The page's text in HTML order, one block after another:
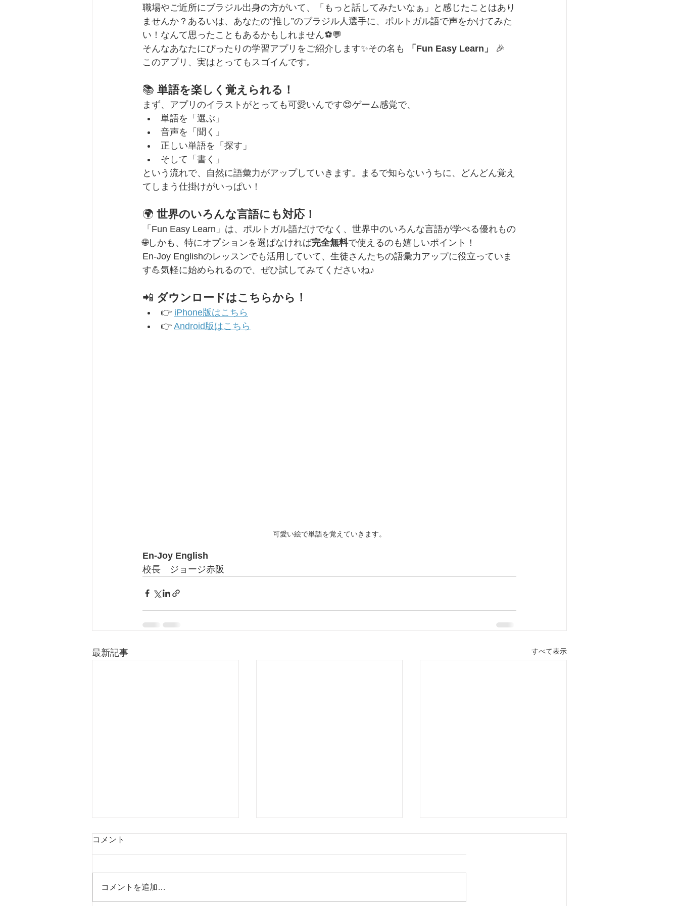
職場やご近所にブラジル出身の方がいて、「もっと話してみたいなぁ」と感じたことはあり
ませんか？あるいは、あなたの“推し”のブラジル人選手に、ポルトガル語で声をかけてみた
い！なんて思ったこともあるかもしれません⚽💬
そんなあなたにぴったりの学習アプリをご紹介します✨その名も
「Fun Easy Learn」
🎉
このアプリ、実はとってもスゴイんです。
📚 単語を楽しく覚えられる！
まず、アプリのイラストがとっても可愛いんです😍ゲーム感覚で、
単語を「選ぶ」
音声を「聞く」
正しい単語を「探す」
そして「書く」
という流れで、自然に語彙力がアップしていきます。まるで知らないうちに、どんどん覚え
てしまう仕掛けがいっぱい！
🌍 世界のいろんな言語にも対応！
「Fun Easy Learn」は、ポルトガル語だけでなく、世界中のいろんな言語が学べる優れもの
🌐しかも、特にオプションを選ばなければ完全無料で使えるのも嬉しいポイント！
En-Joy Englishのレッスンでも活用していて、生徒さんたちの語彙力アップに役立っていま
す💪気軽に始められるので、ぜひ試してみてくださいね♪
📲 ダウンロードはこちらから！
👉 iPhone版はこちら
👉 Android版はこちら
可愛い絵で単語を覚えていきます。
En-Joy English
校長　ジョージ赤阪
最新記事 すべて表示
コメント
コメントを追加…